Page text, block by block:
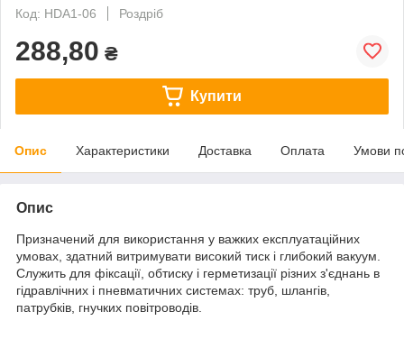
Код: HDA1-06
Роздріб
288,80 ₴
Купити
Опис Характеристики Доставка Оплата Умови
Опис
Призначений для використання у важких експлуатаційних
умовах, здатний витримувати високий тиск і глибокий вакуум.
Служить для фіксації, обтиску і герметизації різних з'єднань в
гідравлічних і пневматичних системах: труб, шлангів,
патрубків, гнучких повітроводів.